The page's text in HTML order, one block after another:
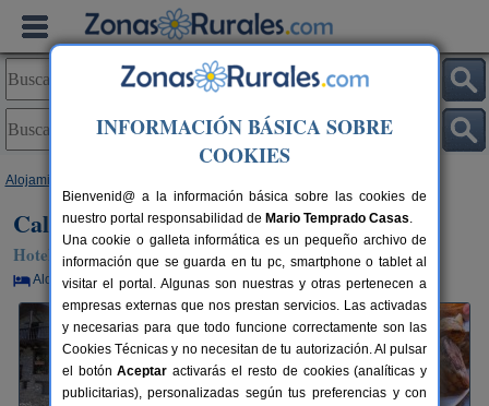
Alojamientos
Cal Pauet
Hotel Rural en Sant Joan Fumat (Lleida)
Alquiler por habitaciones 12 plazas 140 km de Lleida
INFORMACIÓN BÁSICA SOBRE
COOKIES
Bienvenid@ a la información básica sobre las cookies de
nuestro portal responsabilidad de Mario Temprado Casas.
Una cookie o galleta informática es un pequeño archivo de
información que se guarda en tu pc, smartphone o tablet al
visitar el portal. Algunas son nuestras y otras pertenecen a
empresas externas que nos prestan servicios. Las activadas
y necesarias para que todo funcione correctamente son las
Cookies Técnicas y no necesitan de tu autorización. Al pulsar
el botónAceptar activarás el resto de cookies (analíticas y
publicitarias), personalizadas según tus preferencias y con